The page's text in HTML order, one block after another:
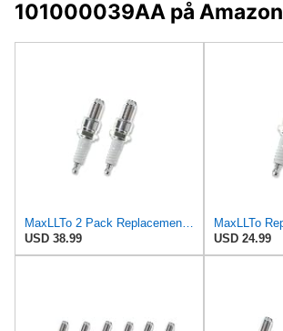
101000039AA på Amazon
MaxLLTo 2 Pack Replacement 5685 Standard Spark Plug for Bosch W9LDCR for Champion N9BMC RN9BMC for
USD 38.99
USD 24.99